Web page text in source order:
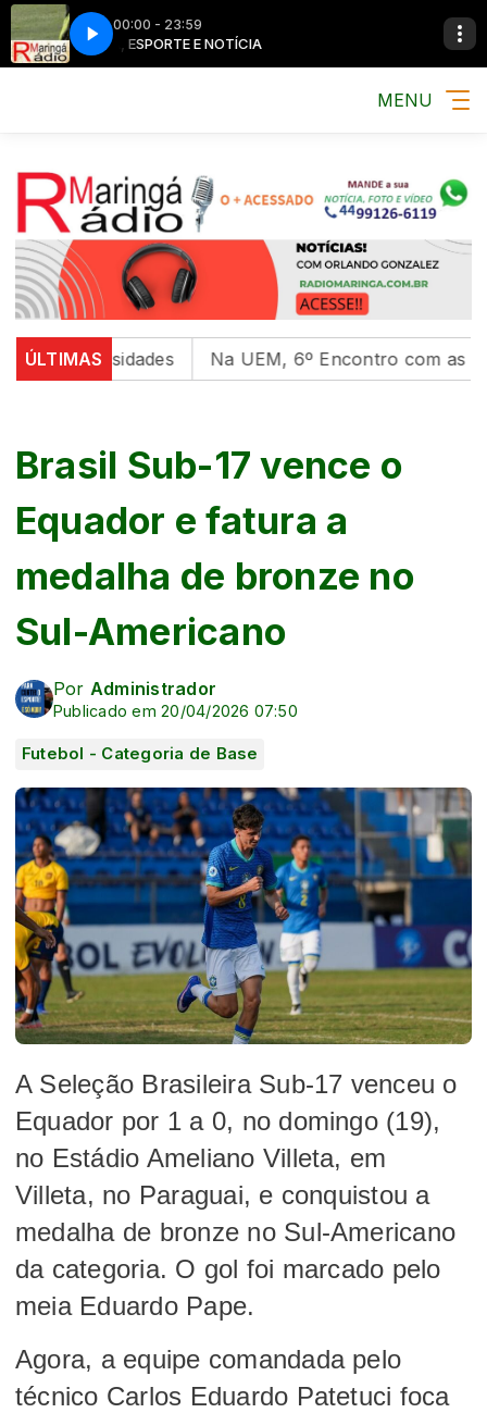
00:00 - 23:59
MÚSICA, ESPORTE E NOTÍCIA MÚSICA,
MENU
ÚLTIMAS Na UEM, 6º Encontro com as
Brasil Sub-17 vence o
Equador e fatura a
medalha de bronze no
Sul-Americano
Por Administrador
Publicado em 20/04/2026 07:50
Futebol - Categoria de Base
A Seleção Brasileira Sub-17 venceu o
Equador por 1 a 0, no domingo (19),
no Estádio Ameliano Villeta, em
Villeta, no Paraguai, e conquistou a
medalha de bronze no Sul-Americano
da categoria. O gol foi marcado pelo
meia Eduardo Pape.
Agora, a equipe comandada pelo
técnico Carlos Eduardo Patetuci foca